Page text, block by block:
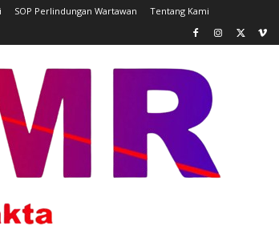
SOP Perlindungan Wartawan Tentang Kami